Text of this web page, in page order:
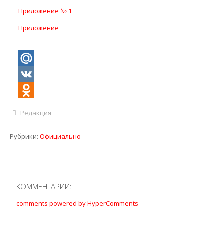
Приложение № 1
Приложение
Mail.Ru
VK
Редакция
Рубрики: Официально
КОММЕНТАРИИ:
comments powered by HyperComments